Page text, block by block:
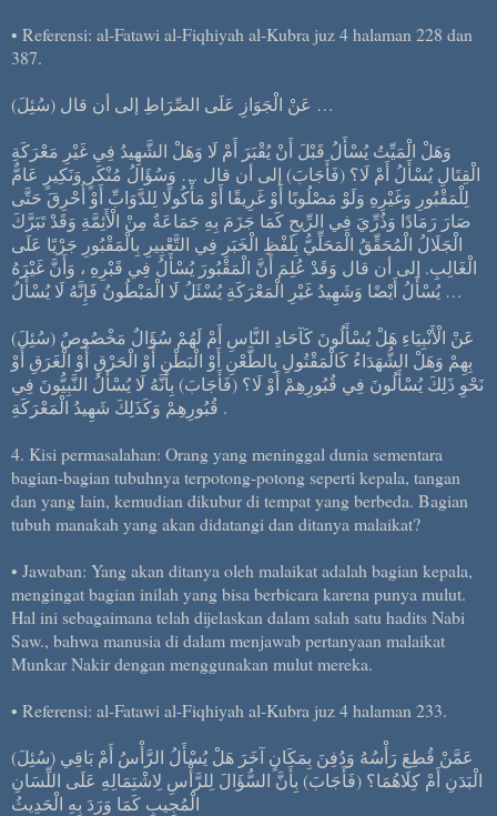
• Referensi: al-Fatawi al-Fiqhiyah al-Kubra juz 4 halaman 228 dan
387.
(سُئِلَ) عَنْ الْجَوَازِ عَلَى الصِّرَاطِ إلى أن قال …
وَهَلْ الْمَيِّتُ يُسْأَلُ قَبْلَ أَنْ يُقْبَرَ أَمْ لَا وَهَلْ الشَّهِيدُ فِي غَيْرِ مَعْرَكَةِ
الْقِتَالِ يُسْأَلُ أَمْ لَا؟ (فَأَجَابَ) إلى أن قال … وَسُؤَالُ مُنْكَرٍ وَنَكِيرٍ عَامٌّ
لِلْمَقْبُورِ وَغَيْرِهِ وَلَوْ مَصْلُوبًا أَوْ غَرِيقًا أَوْ مَأْكُولًا لِلدَّوَابِّ أَوْ أُحْرِقَ حَتَّى
صَارَ رَمَادًا وَذُرِّيَ فِي الرِّيحِ كَمَا جَزَمَ بِهِ جَمَاعَةٌ مِنْ الْأَئِمَّةِ وَقَدْ تَبَرَّكَ
الْجَلَالُ الْمُحَقِّقُ الْمَحَلِّيُّ بِلَفْظِ الْخَبَرِ فِي التَّعْبِيرِ بِالْمَقْبُورِ جَرْيًا عَلَى
الْغَالِبِ. إلى أن قال وَقَدْ عُلِمَ أَنَّ الْمَقْبُورَ يُسْأَلُ فِي قَبْرِهِ ، وَأَنَّ غَيْرَهُ
يُسْأَلُ أَيْضًا وَشَهِيدُ غَيْرِ الْمَعْرَكَةِ يُسْئَلُ لَا الْمَبْطُونُ فَإِنَّهُ لَا يُسْأَلُ …
(سُئِلَ) عَنْ الْأَنْبِيَاءِ هَلْ يُسْأَلُونَ كَآحَادِ النَّاسِ أَمْ لَهُمْ سُؤَالٌ مَخْصُوصٌ
بِهِمْ وَهَلْ الشُّهَدَاءُ كَالْمَقْتُولِ بِالطَّعْنِ أَوْ الْبَطْنِ أَوْ الْحَرْقِ أَوْ الْغَرَقِ أَوْ
نَحْوِ ذَلِكَ يُسْأَلُونَ فِي قُبُورِهِمْ أَوْ لَا؟ (فَأَجَابَ) بِأَنَّهُ لَا يُسْأَلُ النَّبِيُّونَ فِي
قُبُورِهِمْ وَكَذَلِكَ شَهِيدُ الْمَعْرَكَةِ .
4. Kisi permasalahan: Orang yang meninggal dunia sementara
bagian-bagian tubuhnya terpotong-potong seperti kepala, tangan
dan yang lain, kemudian dikubur di tempat yang berbeda. Bagian
tubuh manakah yang akan didatangi dan ditanya malaikat?
• Jawaban: Yang akan ditanya oleh malaikat adalah bagian kepala,
mengingat bagian inilah yang bisa berbicara karena punya mulut.
Hal ini sebagaimana telah dijelaskan dalam salah satu hadits Nabi
Saw., bahwa manusia di dalam menjawab pertanyaan malaikat
Munkar Nakir dengan menggunakan mulut mereka.
• Referensi: al-Fatawi al-Fiqhiyah al-Kubra juz 4 halaman 233.
(سُئِلَ) عَمَّنْ قُطِعَ رَأْسُهُ وَدُفِنَ بِمَكَانٍ آخَرَ هَلْ يُسْأَلُ الرَّأْسُ أَمْ بَاقِي
الْبَدَنِ أَمْ كِلَاهُمَا؟ (فَأَجَابَ) بِأَنَّ السُّؤَالَ لِلرَّأْسِ لِاشْتِمَالِهِ عَلَى اللِّسَانِ
الْمُجِيبِ كَمَا وَرَدَ بِهِ الْحَدِيثُ